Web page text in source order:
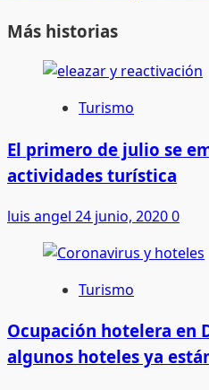
Más historias
Turismo
El primero de julio se
actividades turística
luis angel 24 junio, 20200
Turismo
Ocupación hotelera en
algunos hoteles ya